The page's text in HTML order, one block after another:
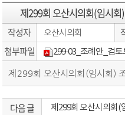
제299회 오산시의회(임시
작성자 오산시의회
첨부파일 299-03_조례안_검
제299회 오산시의회(임시회)
다음 글 제299회 오산시의회(